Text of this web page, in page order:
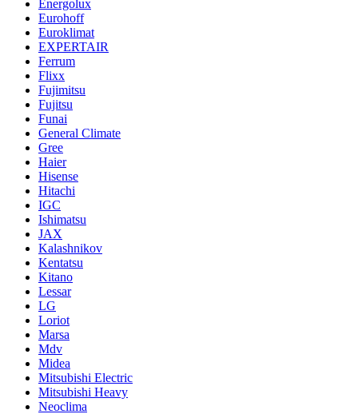
Energolux
Eurohoff
Euroklimat
EXPERTAIR
Ferrum
Flixx
Fujimitsu
Fujitsu
Funai
General Climate
Gree
Haier
Hisense
Hitachi
IGC
Ishimatsu
JAX
Kalashnikov
Kentatsu
Kitano
Lessar
LG
Loriot
Marsa
Mdv
Midea
Mitsubishi Electric
Mitsubishi Heavy
Neoclima